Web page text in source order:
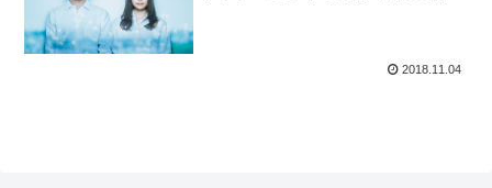
2018.11.04